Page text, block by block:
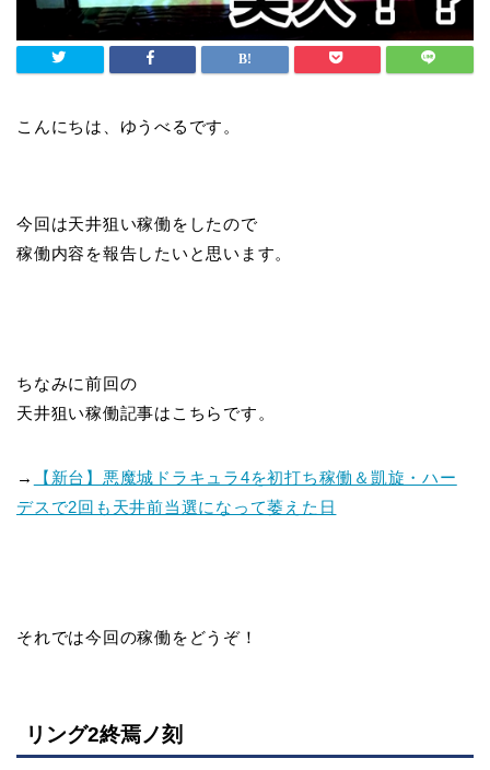
こんにちは、ゆうべるです。
今回は天井狙い稼働をしたので
稼働内容を報告したいと思います。
ちなみに前回の
天井狙い稼働記事はこちらです。
→
【新台】悪魔城ドラキュラ4を初打ち稼働＆凱旋・ハー
デスで2回も天井前当選になって萎えた日
それでは今回の稼働をどうぞ！
リング2終焉ノ刻